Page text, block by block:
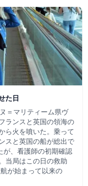
た日
＝マリティーム県ヴ
ランスと英国の領海の
ら火を噴いた。乗って
スと英国の船が総出で
が、看護師の初期確認
当局はこの日の救助
が始まって以来の